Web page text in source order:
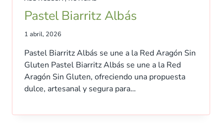
Pastel Biarritz Albás
1 abril, 2026
Pastel Biarritz Albás se une a la Red Aragón Sin
Gluten Pastel Biarritz Albás se une a la Red
Aragón Sin Gluten, ofreciendo una propuesta
dulce, artesanal y segura para…